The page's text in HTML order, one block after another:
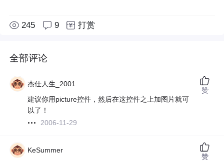
245 9 打赏
全部评论
杰仕人生_2001
建议你用picture控件，然后在这控件之上加图片就可
以了！
2006-11-29
赞
KeSummer
赞